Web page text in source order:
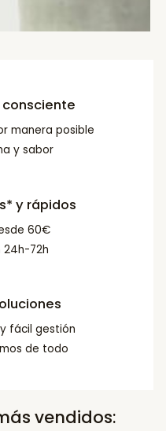
manera posible
y sabor
y rápidos
60€
24h-72h
fácil gestión
de todo
vendidos: